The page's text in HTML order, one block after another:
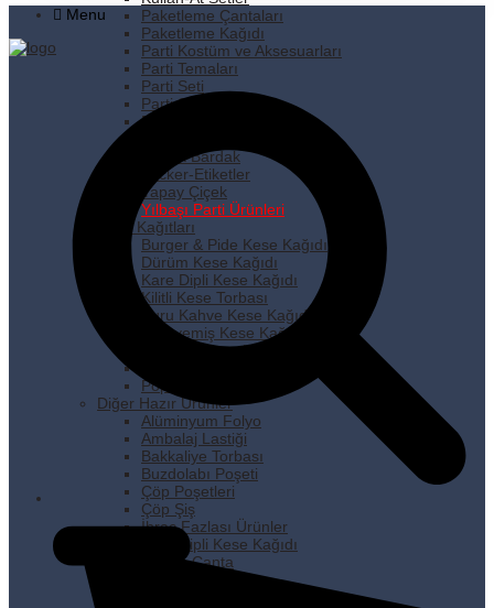
Paketleme Çantaları
Paketleme Kağıdı
Parti Kostüm ve Aksesuarları
Parti Temaları
Parti Seti
Parti Süsleri
Pipet
Plastik Bardak
Sticker-Etiketler
Yapay Çiçek
Yılbaşı Parti Ürünleri
Kese Kağıtları
Burger & Pide Kese Kağıdı
Dürüm Kese Kağıdı
Kare Dipli Kese Kağıdı
Kilitli Kese Torbası
Kuru Kahve Kese Kağıdı
Kuruyemiş Kese Kağıdı
Pastane Kese Kağıdı
Popcorn Kese Kağıdı
Diğer Hazır Ürünler
Alüminyum Folyo
Ambalaj Lastiği
Bakkaliye Torbası
Buzdolabı Poşeti
Çöp Poşetleri
Çöp Şiş
İhraç Fazlası Ürünler
Kare Dipli Kese Kağıdı
Karton Çanta
Menu